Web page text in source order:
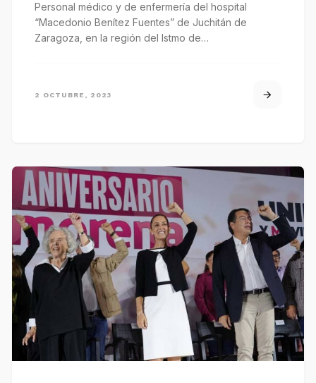
Personal médico y de enfermería del hospital
“Macedonio Benítez Fuentes” de Juchitán de
Zaragoza, en la región del Istmo de…
2 OCTUBRE, 2023